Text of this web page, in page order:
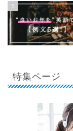
5
特集ページ